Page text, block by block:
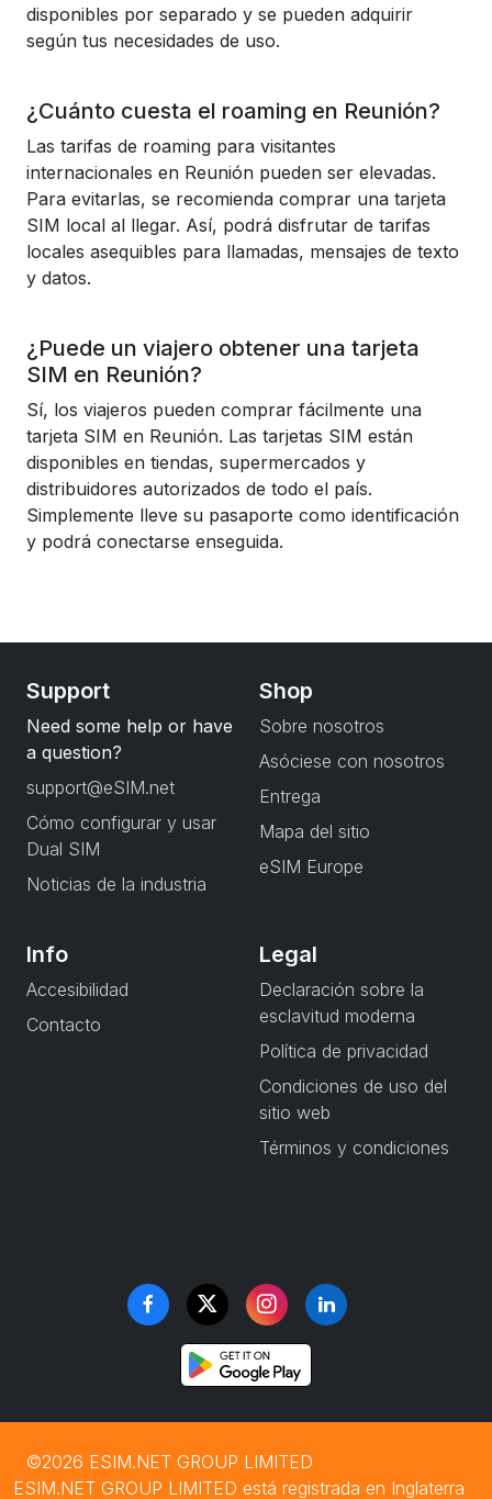
disponibles por separado y se pueden adquirir
según tus necesidades de uso.
¿Cuánto cuesta el roaming en Reunión?
Las tarifas de roaming para visitantes
internacionales en Reunión pueden ser elevadas.
Para evitarlas, se recomienda comprar una tarjeta
SIM local al llegar. Así, podrá disfrutar de tarifas
locales asequibles para llamadas, mensajes de texto
y datos.
¿Puede un viajero obtener una tarjeta
SIM en Reunión?
Sí, los viajeros pueden comprar fácilmente una
tarjeta SIM en Reunión. Las tarjetas SIM están
disponibles en tiendas, supermercados y
distribuidores autorizados de todo el país.
Simplemente lleve su pasaporte como identificación
y podrá conectarse enseguida.
Support
Need some help or have
a question?
support@eSIM.net
Cómo configurar y usar
Dual SIM
Noticias de la industria
Shop
Sobre nosotros
Asóciese con nosotros
Entrega
Mapa del sitio
eSIM Europe
Info
Accesibilidad
Contacto
Legal
Declaración sobre la
esclavitud moderna
Política de privacidad
Condiciones de uso del
sitio web
Términos y condiciones
©2026 ESIM.NET GROUP LIMITED
ESIM.NET GROUP LIMITED está registrada en Inglaterra